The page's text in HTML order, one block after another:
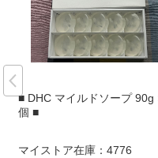
■ DHC マイルドソープ 90g
個 ■
マイストア在庫： 4776